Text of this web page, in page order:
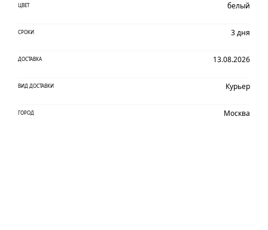
ЦВЕТ белый
СРОКИ 3 дня
ДОСТАВКА 13.08.2026
ВИД ДОСТАВКИ Курьер
ГОРОД Москва